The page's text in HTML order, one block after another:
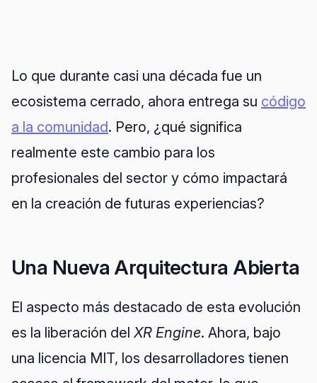
Lo que durante casi una década fue un
ecosistema cerrado, ahora entrega su código
a la comunidad. Pero, ¿qué significa
realmente este cambio para los
profesionales del sector y cómo impactará
en la creación de futuras experiencias?
Una Nueva Arquitectura Abierta
El aspecto más destacado de esta evolución
es la liberación del XR Engine. Ahora, bajo
una licencia MIT, los desarrolladores tienen